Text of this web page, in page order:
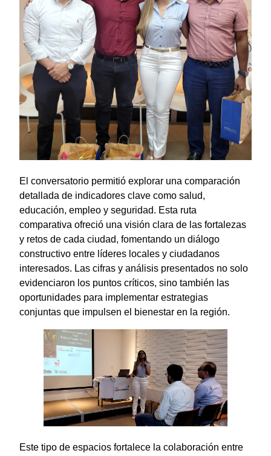
El conversatorio permitió explorar una comparación
detallada de indicadores clave como salud,
educación, empleo y seguridad. Esta ruta
comparativa ofreció una visión clara de las fortalezas
y retos de cada ciudad, fomentando un diálogo
constructivo entre líderes locales y ciudadanos
interesados. Las cifras y análisis presentados no solo
evidenciaron los puntos críticos, sino también las
oportunidades para implementar estrategias
conjuntas que impulsen el bienestar en la región.
Este tipo de espacios fortalece la colaboración entre